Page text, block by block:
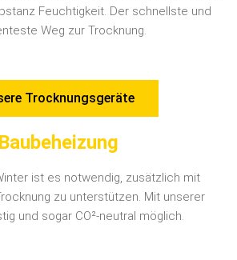
Feuchtigkeit. Der schnellste und
Weg zur Trocknung.
Trocknungsgeräte
Baubeheizung
ist es notwendig, zusätzlich mit
zu unterstützen. Mit unserer
und sogar CO²-neutral möglich.